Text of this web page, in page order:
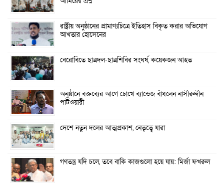
রাষ্ট্রীয় অনুষ্ঠানের প্রামাণ্যচিত্রে ইতিহাস বিকৃত করার অভিযোগ
আখতার হোসেনের
বেরোবিতে ছাত্রদল-ছাত্রশিবির সংঘর্ষ, কয়েকজন আহত
অনুষ্ঠানে বক্তব্যের আগে চোখে ব্যান্ডেজ বাঁধলেন নাসীরুদ্দীন
পাটওয়ারী
দেশে নতুন দলের আত্মপ্রকাশ, নেতৃত্বে যারা
গণতন্ত্র যদি চলে, তবে বাকি কাজগুলো হয়ে যায়: মির্জা ফখরুল